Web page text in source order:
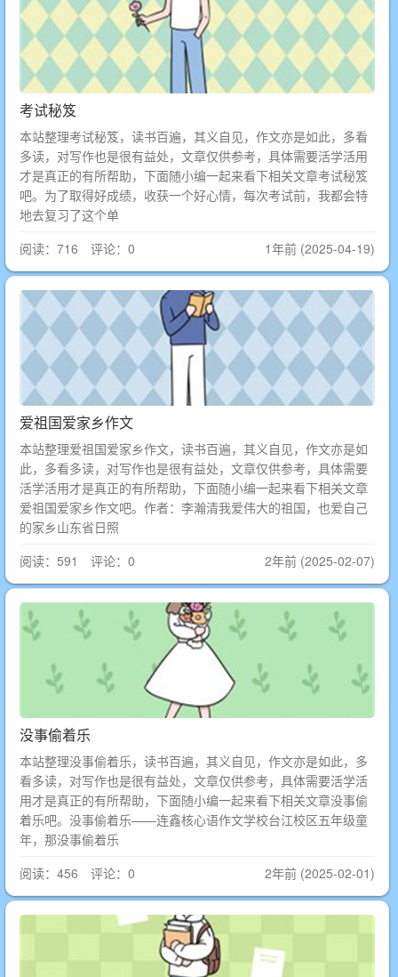
考试秘笈
本站整理考试秘笈，读书百遍，其义自见，作文亦是如此，多看
多读，对写作也是很有益处，文章仅供参考，具体需要活学活用
才是真正的有所帮助，下面随小编一起来看下相关文章考试秘笈
吧。为了取得好成绩，收获一个好心情，每次考试前，我都会特
地去复习了这个单
阅读：716 评论：0
1年前 (2025-04-19)
爱祖国爱家乡作文
本站整理爱祖国爱家乡作文，读书百遍，其义自见，作文亦是如
此，多看多读，对写作也是很有益处，文章仅供参考，具体需要
活学活用才是真正的有所帮助，下面随小编一起来看下相关文章
爱祖国爱家乡作文吧。作者：李瀚清我爱伟大的祖国，也爱自己
的家乡山东省日照
阅读：591 评论：0
2年前 (2025-02-07)
没事偷着乐
本站整理没事偷着乐，读书百遍，其义自见，作文亦是如此，多
看多读，对写作也是很有益处，文章仅供参考，具体需要活学活
用才是真正的有所帮助，下面随小编一起来看下相关文章没事偷
着乐吧。没事偷着乐——连鑫核心语作文学校台江校区五年级童
年，那没事偷着乐
阅读：456 评论：0
2年前 (2025-02-01)